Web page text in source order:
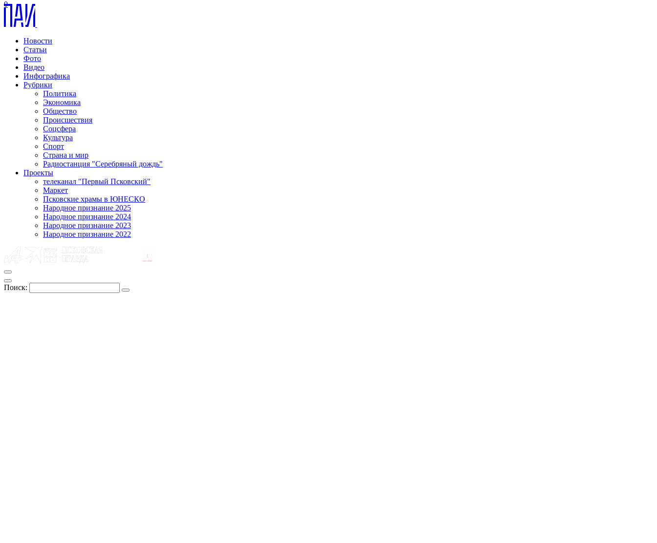
Новости
Статьи
Фото
Видео
Инфографика
Рубрики
Политика
Экономика
Общество
Происшествия
Соцсфера
Культура
Спорт
Страна и мир
Радиостанция "Серебряный дождь"
Проекты
телеканал "Первый Псковский"
Маркет
Псковские храмы в ЮНЕСКО
Народное признание 2025
Народное признание 2024
Народное признание 2023
Народное признание 2022
Поиск:
0